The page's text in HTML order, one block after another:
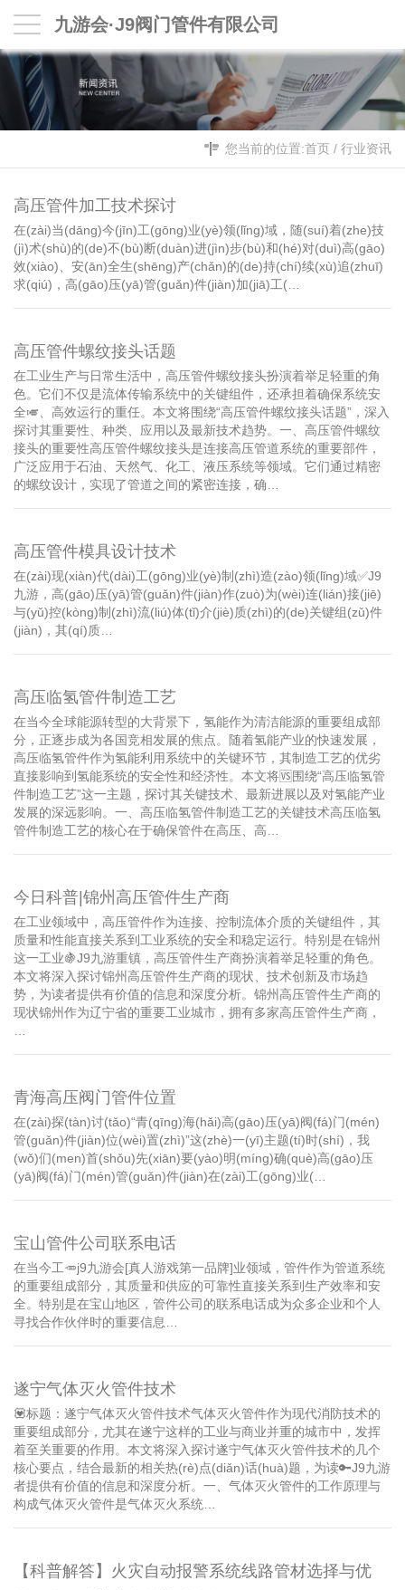
九游会·J9阀门管件有限公司
您当前的位置:首页 / 行业资讯
高压管件加工技术探讨
在(zài)当(dāng)今(jīn)工(gōng)业(yè)领(lǐng)域，随(suí)着(zhe)技
(jì)术(shù)的(de)不(bù)断(duàn)进(jìn)步(bù)和(hé)对(duì)高(gāo)
效(xiào)、安(ān)全生(shēng)产(chǎn)的(de)持(chí)续(xù)追(zhuī)
求(qiú)，高(gāo)压(yā)管(guǎn)件(jiàn)加(jiā)工(…
高压管件螺纹接头话题
在工业生产与日常生活中，高压管件螺纹接头扮演着举足轻重的角
色。它们不仅是流体传输系统中的关键组件，还承担着确保系统安
全🎺、高效运行的重任。本文将围绕“高压管件螺纹接头话题”，深入
探讨其重要性、种类、应用以及最新技术趋势。一、高压管件螺纹
接头的重要性高压管件螺纹接头是连接高压管道系统的重要部件，
广泛应用于石油、天然气、化工、液压系统等领域。它们通过精密
的螺纹设计，实现了管道之间的紧密连接，确…
高压管件模具设计技术
在(zài)现(xiàn)代(dài)工(gōng)业(yè)制(zhì)造(zào)领(lǐng)域✅J9
九游，高(gāo)压(yā)管(guǎn)件(jiàn)作(zuò)为(wèi)连(lián)接(jiē)
与(yǔ)控(kòng)制(zhì)流(liú)体(tǐ)介(jiè)质(zhì)的(de)关键组(zǔ)件
(jiàn)，其(qí)质…
高压临氢管件制造工艺
在当今全球能源转型的大背景下，氢能作为清洁能源的重要组成部
分，正逐步成为各国竞相发展的焦点。随着氢能产业的快速发展，
高压临氢管件作为氢能利用系统中的关键环节，其制造工艺的优劣
直接影响到氢能系统的安全性和经济性。本文将🆚围绕“高压临氢管
件制造工艺”这一主题，探讨其关键技术、最新进展以及对氢能产业
发展的深远影响。一、高压临氢管件制造工艺的关键技术高压临氢
管件制造工艺的核心在于确保管件在高压、高…
今日科普|锦州高压管件生产商
在工业领域中，高压管件作为连接、控制流体介质的关键组件，其
质量和性能直接关系到工业系统的安全和稳定运行。特别是在锦州
这一工业🍇J9九游重镇，高压管件生产商扮演着举足轻重的角色。
本文将深入探讨锦州高压管件生产商的现状、技术创新及市场趋
势，为读者提供有价值的信息和深度分析。锦州高压管件生产商的
现状锦州作为辽宁省的重要工业城市，拥有多家高压管件生产商，
青海高压阀门管件位置
在(zài)探(tàn)讨(tǎo)“青(qīng)海(hǎi)高(gāo)压(yā)阀(fá)门(mén)
管(guǎn)件(jiàn)位(wèi)置(zhì)”这(zhè)一(yī)主题(tí)时(shí)，我
(wǒ)们(men)首(shǒu)先(xiān)要(yào)明(míng)确(què)高(gāo)压
(yā)阀(fá)门(mén)管(guǎn)件(jiàn)在(zài)工(gōng)业(…
宝山管件公司联系电话
在当今工🥕j9九游会[真人游戏第一品牌]业领域，管件作为管道系统
的重要组成部分，其质量和供应的可靠性直接关系到生产效率和安
全。特别是在宝山地区，管件公司的联系电话成为众多企业和个人
寻找合作伙伴时的重要信息…
遂宁气体灭火管件技术
💟标题：遂宁气体灭火管件技术气体灭火管件作为现代消防技术的
重要组成部分，尤其在遂宁这样的工业与商业并重的城市中，发挥
着至关重要的作用。本文将深入探讨遂宁气体灭火管件技术的几个
核心要点，结合最新的相关热(rè)点(diǎn)话(huà)题，为读🔑J9九游
者提供有价值的信息和深度分析。一、气体灭火管件的工作原理与
构成气体灭火管件是气体灭火系统…
【科普解答】火灾自动报警系统线路管材选择与优